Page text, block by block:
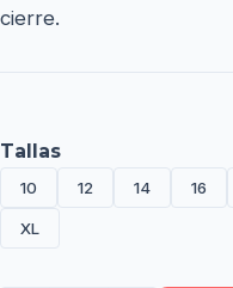
cierre.
Tallas
10
12 14 16
XL